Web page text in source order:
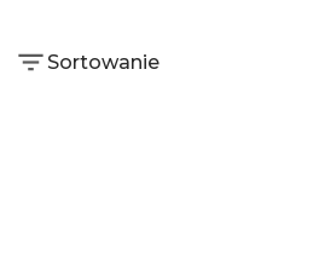
Sortowanie